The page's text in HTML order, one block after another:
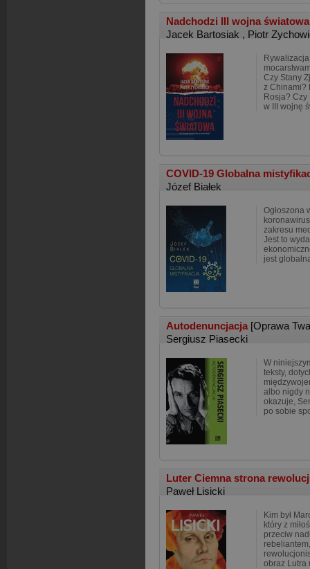
Nadchodzi III wojna
Jacek Bartosiak , Piotr
Czy Stany
z Chinami?
Rosja?
w III wojnę
COVID-19 Globalna
Józef Białek
Ogłoszona
zakresu
Jest to
jest
Autodenuncjacja [Oprawa
Sergiusz Piasecki
W
teksty,
albo nigdy
okazuje,
po sobie
Luter Ciemna strona
Paweł Lisicki
Kim był
który z
przeciw
obraz Lutra